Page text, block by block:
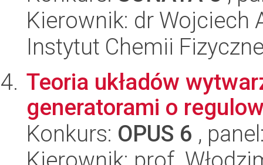
Kierownik: dr Wojciech
Instytut Chemii
Teoria układów
generatorami o
Konkurs: OPUS 6 ,